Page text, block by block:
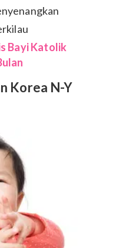
Bayi Katolik
Korea N-Y